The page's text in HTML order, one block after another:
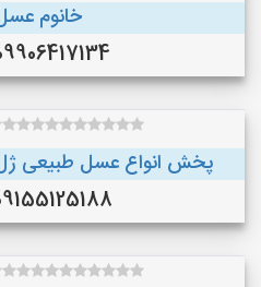
خانوم
09906417134
پخش انواع عسل طبیعی ژل
09155125188